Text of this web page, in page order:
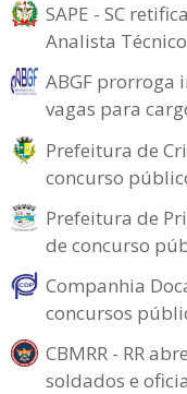
SAPE - SC
Analista
ABGF prorroga
vagas para
Prefeitura de
concurso
Prefeitura de
de concurso
Companhia
concursos
CBMRR - RR
soldados e